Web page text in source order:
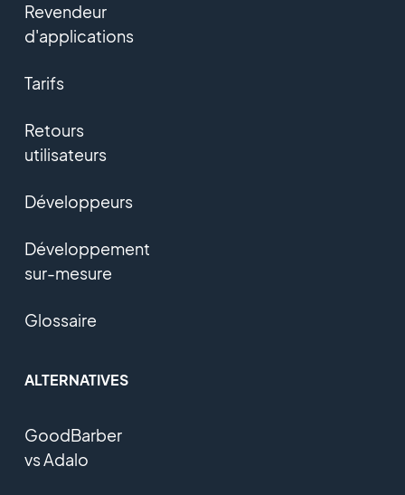
Revendeur
d'applications
Tarifs
Retours
utilisateurs
Développeurs
Développement
sur-mesure
Glossaire
ALTERNATIVES
GoodBarber
vs Adalo